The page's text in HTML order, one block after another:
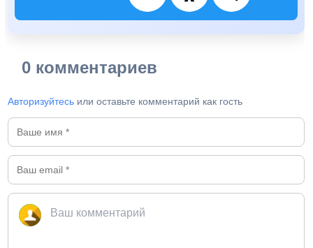
0 комментариев
Авторизуйтесь или оставьте комментарий как гость